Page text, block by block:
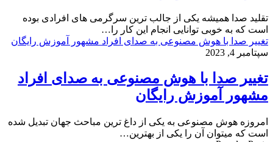
تقلید صدا همیشه یکی از جالب ترین سرگرمی های افرادی بوده
است که به خوبی توانایی انجام این کار را…
تغییر صدا با هوش مصنوعی به صدای افراد مشهور آموزش رایگان
سپتامبر 4, 2023
تغییر صدا با هوش مصنوعی به صدای افراد
مشهور آموزش رایگان
امروزه هوش مصنوعی به یکی از داغ ترین مباحث جهان تبدیل شده
است که میتوان آن را یکی از بهترین…